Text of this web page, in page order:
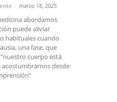
- marzo 18, 2025
abordamos
puede aliviar
habituales cuando
una fase, que
cuerpo está
desde